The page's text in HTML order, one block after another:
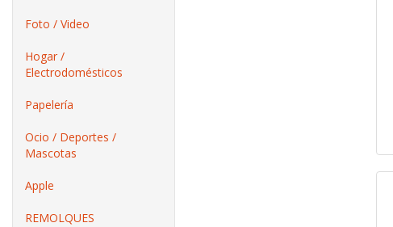
Foto / Video
Hogar /
Electrodomésticos
Papelería
Ocio / Deportes /
Mascotas
Apple
REMOLQUES